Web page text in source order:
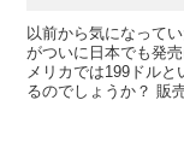
以前から気になって
がついに日本でも発
メリカでは199ドル
るのでしょうか？ 販